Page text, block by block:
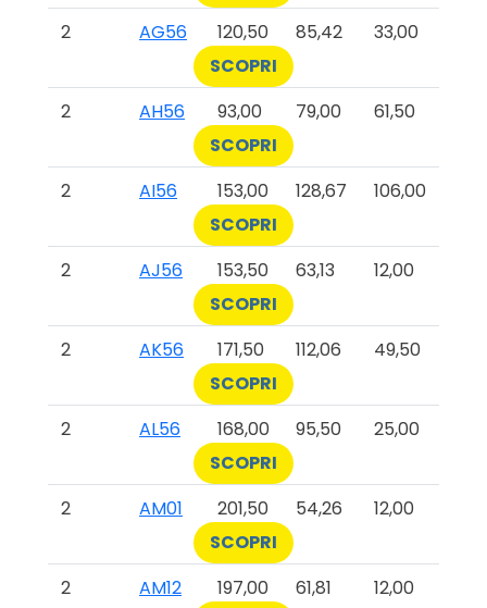
2
AG56 120,50 85,42
33,00
SCOPRI
2
AH56 93,00 79,00
61,50
SCOPRI
2
AI56 153,00 128,67
106,00
SCOPRI
2
AJ56 153,50 63,13
12,00
SCOPRI
2
AK56 171,50 112,06
49,50
SCOPRI
2
AL56 168,00 95,50
25,00
SCOPRI
2
AM01 201,50 54,26
12,00
SCOPRI
2
AM12 197,00 61,81
12,00